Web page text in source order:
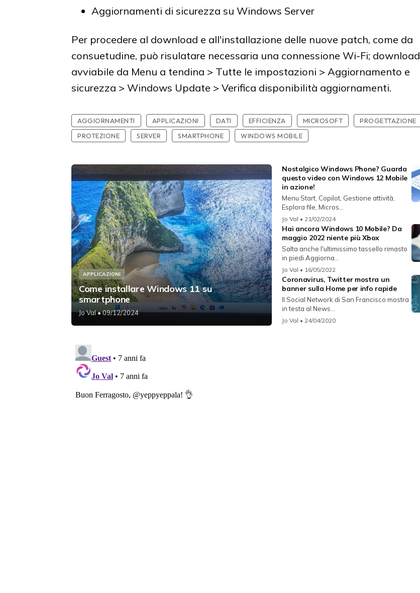
Aggiornamenti di sicurezza su Windows Server
Per procedere al download e all'installazione delle nuove patch, come da
consuetudine, può risulatare necessaria una connessione Wi-Fi; download
avviabile da Menu a tendina > Tutte le impostazioni > Aggiornamento e
sicurezza > Windows Update > Verifica disponibilità aggiornamenti.
AGGIORNAMENTI APPLICAZIONI DATI EFFICIENZA MICROSOFT
PROGETTAZIONE
PROTEZIONE
SERVER SMARTPHONE WINDOWS MOBILE
APPLICAZIONI
Come installare Windows 11 su
smartphone
Jo Val• 09/12/2024
Nostalgico Windows Phone? Guarda
questo video con Windows 12 Mobile
in azione!
Menu Start, Copilot, Gestione attività,
Esplora file, Micros...
Jo Val • 21/02/2024
Hai ancora Windows 10 Mobile? Da
maggio 2022 niente più Xbox
Salta anche l'ultimissimo tassello rimasto
in piedi.Aggiorna...
Jo Val • 16/05/2022
Coronavirus, Twitter mostra un
banner sulla Home per info rapide
Il Social Network di San Francisco mostra
in testa al News...
Jo Val • 24/04/2020